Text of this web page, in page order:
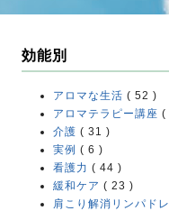
効能別
アロマな生活 ( 52 )
アロマテラピー講座 (
介護 ( 31 )
実例 ( 6 )
看護力 ( 44 )
緩和ケア ( 23 )
肩こり解消リンパド